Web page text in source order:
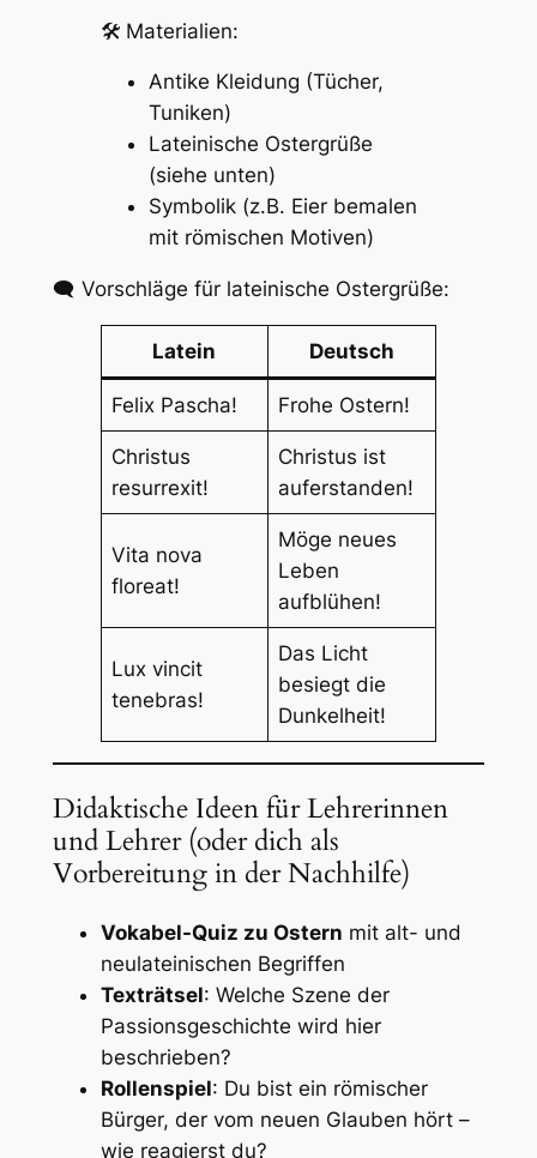
🛠️ Materialien:
Antike Kleidung (Tücher,
Tuniken)
Lateinische Ostergrüße
(siehe unten)
Symbolik (z.B. Eier bemalen
mit römischen Motiven)
🗨️ Vorschläge für lateinische Ostergrüße:
Latein Deutsch
Felix Pascha! Frohe Ostern!
Christus
resurrexit!
Christus ist
auferstanden!
Vita nova
floreat!
Möge neues
Leben
aufblühen!
Lux vincit
tenebras!
Das Licht
besiegt die
Dunkelheit!
Didaktische Ideen für Lehrerinnen
und Lehrer (oder dich als
Vorbereitung in der Nachhilfe)
Vokabel-Quiz zu Ostern mit alt- und
neulateinischen Begriffen
Texträtsel: Welche Szene der
Passionsgeschichte wird hier
beschrieben?
Rollenspiel: Du bist ein römischer
Bürger, der vom neuen Glauben hört –
wie reagierst du?